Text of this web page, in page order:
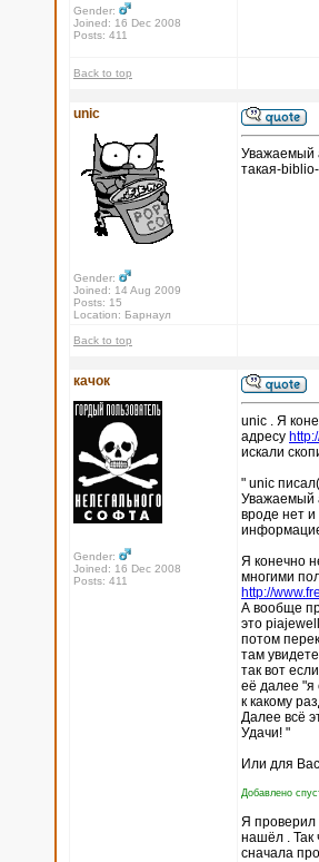
Gender:
Joined: 16 Dec 2008
Posts: 411
Back to top
unic
Gender:
Joined: 14 Aug 2009
Posts: 15
Location: Барнаул
Уважаемый
такая-
Back to top
качок
Gender:
Joined: 16 Dec 2008
Posts: 411
unic . Я
адресу
искали
" unic
Уважаемый
вроде нет
Я конечно
многими
http://
А вообще
это
потом
там
так вот
её далее "я
к какому
Далее всё
Удачи! "
Или для
Добавлено
Я проверил
нашёл . Так
сначала